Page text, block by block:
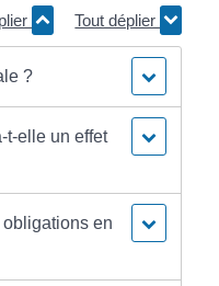
Tout déplier
?
t-elle un effet
en